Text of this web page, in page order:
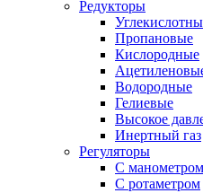
Редукторы
Пропановые
Кислородные
Водородные
Гелиевые
Высокое
Инертный газ
Регуляторы
С
С ротаметром